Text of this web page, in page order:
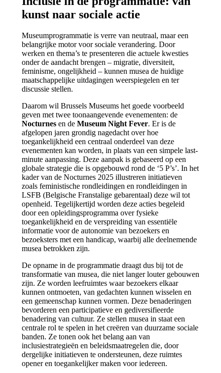
kunst naar sociale actie
Museumprogrammatie is verre van neutraal, maar een
belangrijke motor voor sociale verandering. Door
werken en thema’s te presenteren die actuele kwesties
onder de aandacht brengen – migratie, diversiteit,
feminisme, ongelijkheid – kunnen musea de huidige
maatschappelijke uitdagingen weerspiegelen en ter
discussie stellen.
Daarom wil Brussels Museums het goede voorbeeld
geven met twee toonaangevende evenementen: de
Nocturnes en de Museum Night Fever. Er is de
afgelopen jaren grondig nagedacht over hoe
toegankelijkheid een centraal onderdeel van deze
evenementen kan worden, in plaats van een simpele last-
minute aanpassing. Deze aanpak is gebaseerd op een
globale strategie die is opgebouwd rond de ‘5 P’s’. In het
kader van de Nocturnes 2025 illustreren initiatieven
zoals feministische rondleidingen en rondleidingen in
LSFB (Belgische Franstalige gebarentaal) deze wil tot
openheid. Tegelijkertijd worden deze acties begeleid
door een opleidingsprogramma over fysieke
toegankelijkheid en de verspreiding van essentiële
informatie voor de autonomie van bezoekers en
bezoeksters met een handicap, waarbij alle deelnemende
musea betrokken zijn.
De opname in de programmatie draagt dus bij tot de
transformatie van musea, die niet langer louter gebouwen
zijn. Ze worden leefruimtes waar bezoekers elkaar
kunnen ontmoeten, van gedachten kunnen wisselen en
een gemeenschap kunnen vormen. Deze benaderingen
bevorderen een participatieve en gediversifieerde
benadering van cultuur. Ze stellen musea in staat een
centrale rol te spelen in het creëren van duurzame sociale
banden. Ze tonen ook het belang aan van
inclusiestrategieën en beleidsmaatregelen die, door
dergelijke initiatieven te ondersteunen, deze ruimtes
opener en toegankelijker maken voor iedereen.